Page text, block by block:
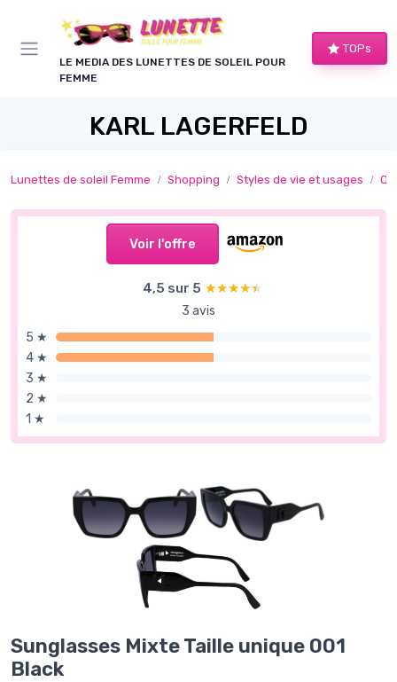
LE MEDIA DES LUNETTES DE SOLEIL POUR
FEMME
TOPs
KARL LAGERFELD
Lunettes de soleil Femme Shopping Styles de vie et usages
Voir l'offre
4,5 sur 5 ★★★★★
★★★★★
3 avis
5 ★
4 ★
3 ★
2 ★
1 ★
Sunglasses Mixte Taille unique 001
Black